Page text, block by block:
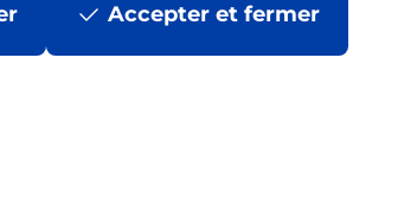
Accepter et fermer